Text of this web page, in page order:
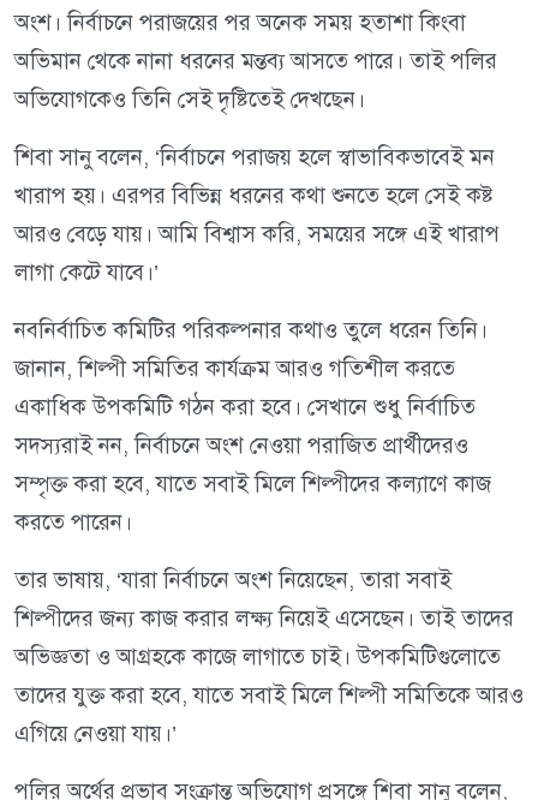
অংশ। নির্বাচনে পরাজয়ের পর অনেক সময় হতাশা কিংবা
অভিমান থেকে নানা ধরনের মন্তব্য আসতে পারে। তাই পলির
অভিযোগকেও তিনি সেই দৃষ্টিতেই দেখছেন।
শিবা সানু বলেন, ‘নির্বাচনে পরাজয় হলে স্বাভাবিকভাবেই মন
খারাপ হয়। এরপর বিভিন্ন ধরনের কথা শুনতে হলে সেই কষ্ট
আরও বেড়ে যায়। আমি বিশ্বাস করি, সময়ের সঙ্গে এই খারাপ
লাগা কেটে যাবে।’
নবনির্বাচিত কমিটির পরিকল্পনার কথাও তুলে ধরেন তিনি।
জানান, শিল্পী সমিতির কার্যক্রম আরও গতিশীল করতে
একাধিক উপকমিটি গঠন করা হবে। সেখানে শুধু নির্বাচিত
সদস্যরাই নন, নির্বাচনে অংশ নেওয়া পরাজিত প্রার্থীদেরও
সম্পৃক্ত করা হবে, যাতে সবাই মিলে শিল্পীদের কল্যাণে কাজ
করতে পারেন।
তার ভাষায়, ‘যারা নির্বাচনে অংশ নিয়েছেন, তারা সবাই
শিল্পীদের জন্য কাজ করার লক্ষ্য নিয়েই এসেছেন। তাই তাদের
অভিজ্ঞতা ও আগ্রহকে কাজে লাগাতে চাই। উপকমিটিগুলোতে
তাদের যুক্ত করা হবে, যাতে সবাই মিলে শিল্পী সমিতিকে আরও
এগিয়ে নেওয়া যায়।’
পলির অর্থের প্রভাব সংক্রান্ত অভিযোগ প্রসঙ্গে শিবা সানু বলেন,